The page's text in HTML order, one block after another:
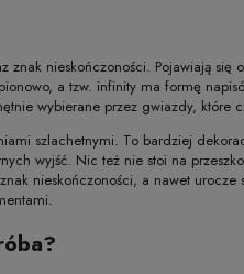
nieskończoności. Pojawiają się
a tzw. infinity ma formę
wybierane przez gwiazdy, które
szlachetnymi. To bardziej
wyjść. Nic też nie stoi na
nieskończoności, a nawet